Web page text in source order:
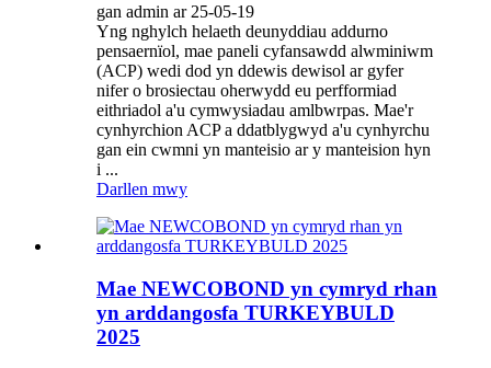
gan admin ar 25-05-19
Yng nghylch helaeth deunyddiau addurno
pensaernïol, mae paneli cyfansawdd alwminiwm
(ACP) wedi dod yn ddewis dewisol ar gyfer
nifer o brosiectau oherwydd eu perfformiad
eithriadol a'u cymwysiadau amlbwrpas. Mae'r
cynhyrchion ACP a ddatblygwyd a'u cynhyrchu
gan ein cwmni yn manteisio ar y manteision hyn
i ...
Darllen mwy
Mae NEWCOBOND yn cymryd rhan
yn arddangosfa TURKEYBULD
2025